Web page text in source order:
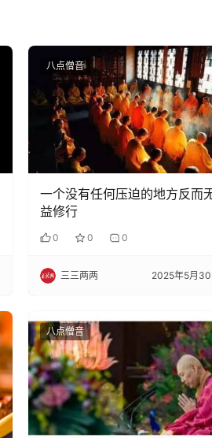
八点僧音
一个没有任何压迫的地方反而
益修行
0 0 0
三三两两 2025年5月
八点僧音